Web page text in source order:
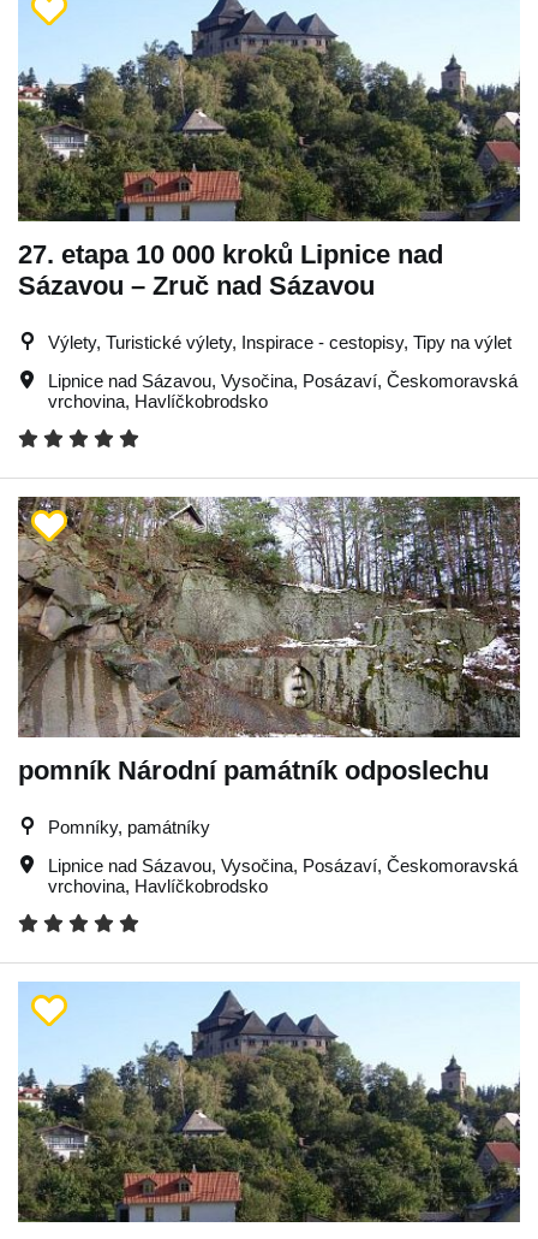
27. etapa 10 000 kroků Lipnice nad
Sázavou – Zruč nad Sázavou
Výlety, Turistické výlety, Inspirace - cestopisy, Tipy na výlet
Lipnice nad Sázavou, Vysočina, Posázaví, Českomoravská
vrchovina, Havlíčkobrodsko
pomník Národní památník odposlechu
Pomníky, památníky
Lipnice nad Sázavou, Vysočina, Posázaví, Českomoravská
vrchovina, Havlíčkobrodsko